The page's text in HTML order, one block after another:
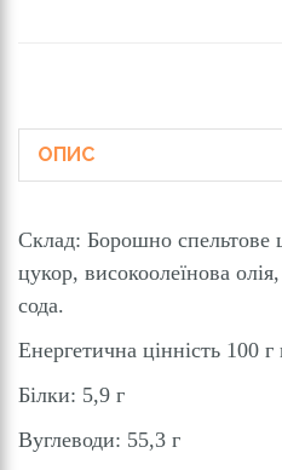
ОПИС
Склад: Борошно спельтове
цукор, високоолеїнова
сода.
Енергетична цінність 100
Білки: 5,9 г
Вуглеводи: 55,3 г